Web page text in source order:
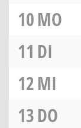
10MO
11 DI
12MI
13DO